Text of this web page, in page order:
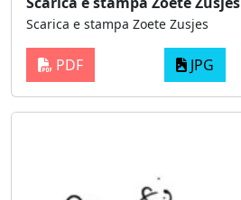
Scarica e stampa Zoete Zusjes
PDF JPG